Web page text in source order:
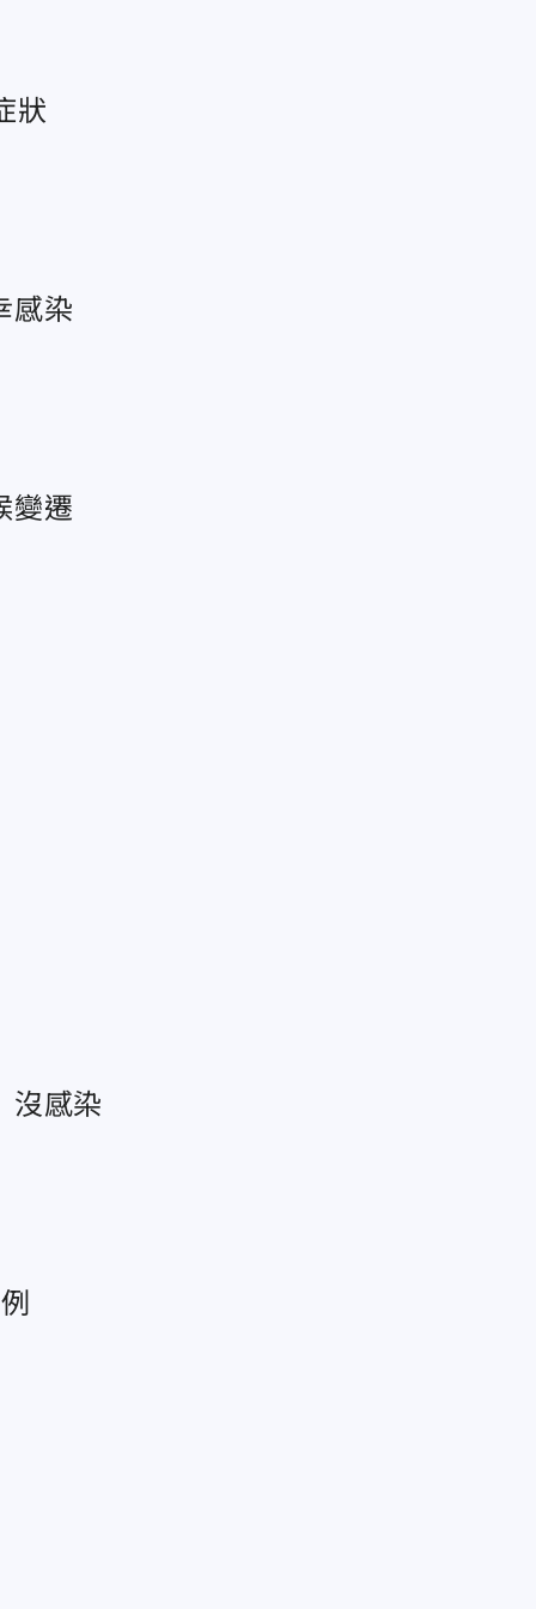
狀
感染
變遷
沒感染